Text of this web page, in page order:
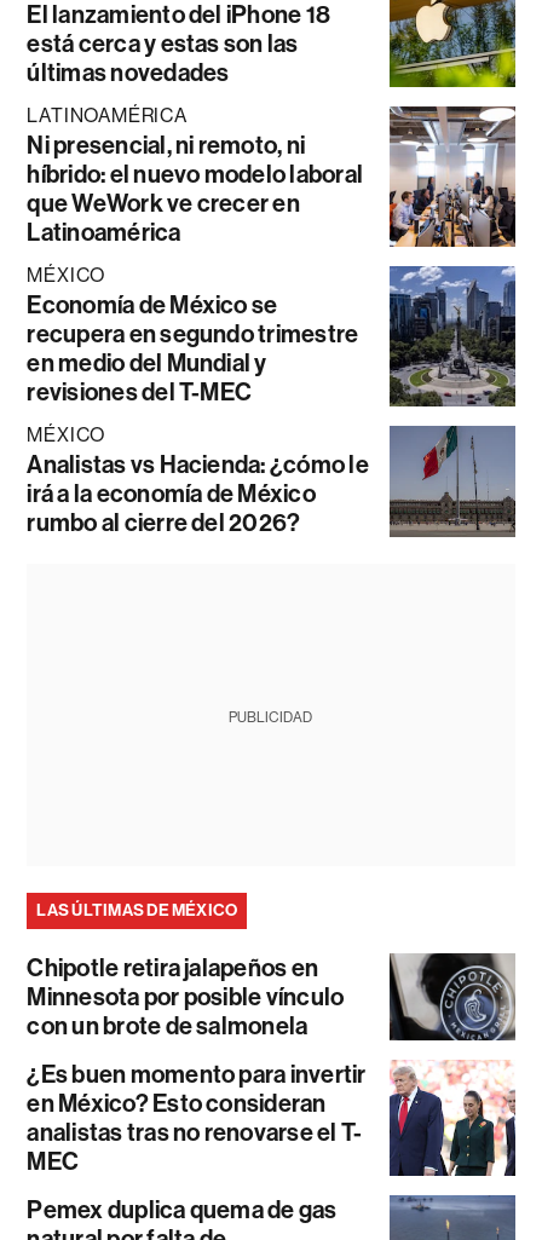
El lanzamiento del iPhone 18
está cerca y estas son las
últimas novedades
LATINOAMÉRICA
Ni presencial, ni remoto, ni
híbrido: el nuevo modelo laboral
que WeWork ve crecer en
Latinoamérica
MÉXICO
Economía de México se
recupera en segundo trimestre
en medio del Mundial y
revisiones del T-MEC
MÉXICO
Analistas vs Hacienda: ¿cómo le
irá a la economía de México
rumbo al cierre del 2026?
PUBLICIDAD
LAS ÚLTIMAS DE MÉXICO
Chipotle retira jalapeños en
Minnesota por posible vínculo
con un brote de salmonela
¿Es buen momento para invertir
en México? Esto consideran
analistas tras no renovarse el T-
MEC
Pemex duplica quema de gas